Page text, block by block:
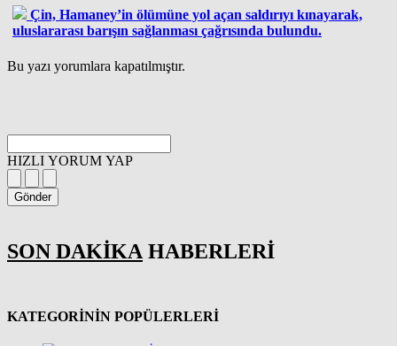
Çin, Hamaney’in ölümüne yol açan saldırıyı kınayarak,
uluslararası barışın sağlanması çağrısında bulundu.
Bu yazı yorumlara kapatılmıştır.
HIZLI YORUM YAP
Gönder
SON DAKİKA HABERLERİ
KATEGORİNİN POPÜLERLERİ